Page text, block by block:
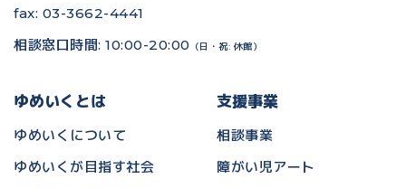
fax: 03-3662-4441
相談窓口時間: 10:00-20:00
（日・祝: 休館）
ゆめいくとは
ゆめいくについて
ゆめいくが目指す社会
支援事業
相談事業
障がい児アート